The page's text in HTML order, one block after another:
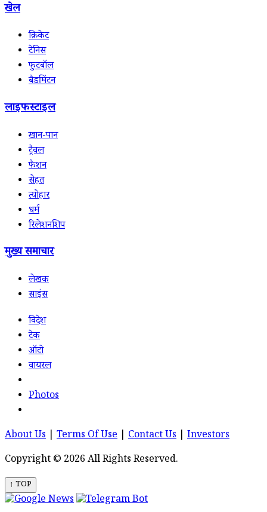
खेल
क्रिकेट
टेनिस
फुटबॉल
बैडमिंटन
लाइफस्टाइल
खान-पान
ट्रैवल
फैशन
सेहत
त्योहार
धर्म
रिलेशनशिप
मुख्य समाचार
लेखक
साइंस
विदेश
टेक
ऑटो
वायरल
Photos
About Us Terms Of Use Contact Us
Investors
Copyright © 2026 All Rights Reserved.
↑ TOP